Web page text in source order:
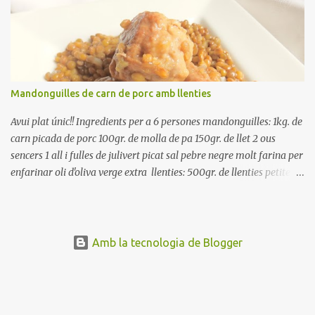
ben escorreguts, en un bol, amb la resta d'ingredients: les tomates,
el pebrot, la ceba, (escorreguda), les olives i la tonyina esmicolada.
Amaniu amb sal i oli... bon profit!!
Mandonguilles de carn de porc amb llenties
Avui plat únic!! Ingredients per a 6 persones mandonguilles: 1kg. de
carn picada de porc 100gr. de molla de pa 150gr. de llet 2 ous
sencers 1 all i fulles de julivert picat sal pebre negre molt farina per
enfarinar oli d'oliva verge extra llenties: 500gr. de llenties petites
entre 40 i 50 minuts. Poseu la carn picada en un bol i barregeu-la
Amb la tecnologia de Blogger